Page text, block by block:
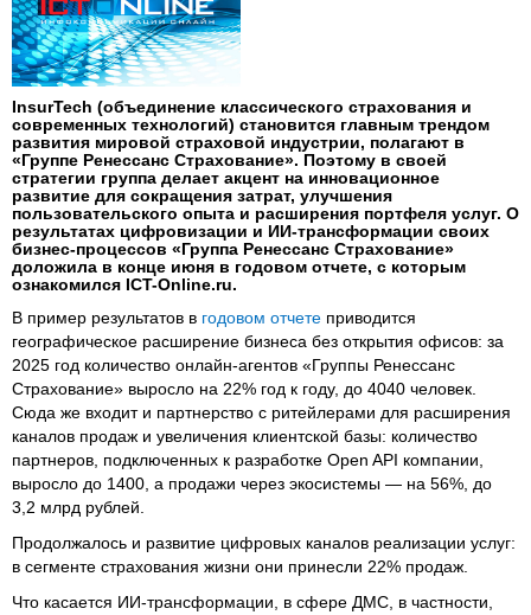
InsurTech (объединение классического страхования и
современных технологий) становится главным трендом
развития мировой страховой индустрии, полагают в
«Группе Ренессанс Страхование». Поэтому в своей
стратегии группа делает акцент на инновационное
развитие для сокращения затрат, улучшения
пользовательского опыта и расширения портфеля услуг. О
результатах цифровизации и ИИ-трансформации своих
бизнес-процессов «Группа Ренессанс Страхование»
доложила в конце июня в годовом отчете, с которым
ознакомился ICT-Online.ru.
В пример результатов в годовом отчете приводится
географическое расширение бизнеса без открытия офисов: за
2025 год количество онлайн-агентов «Группы Ренессанс
Страхование» выросло на 22% год к году, до 4040 человек.
Сюда же входит и партнерство с ритейлерами для расширения
каналов продаж и увеличения клиентской базы: количество
партнеров, подключенных к разработке Open API компании,
выросло до 1400, а продажи через экосистемы — на 56%, до
3,2 млрд рублей.
Продолжалось и развитие цифровых каналов реализации услуг:
в сегменте страхования жизни они принесли 22% продаж.
Что касается ИИ-трансформации, в сфере ДМС, в частности,